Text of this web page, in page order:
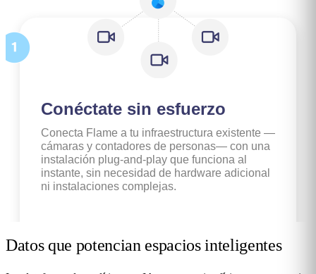
Datos que potencian espacios inteligentes